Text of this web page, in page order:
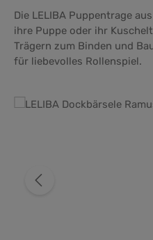
Die LELIBA Puppentrage
ihre Puppe oder ihr
Trägern zum Binden und
für liebevolles Rollenspiel.
Hoppa över bildgalleri